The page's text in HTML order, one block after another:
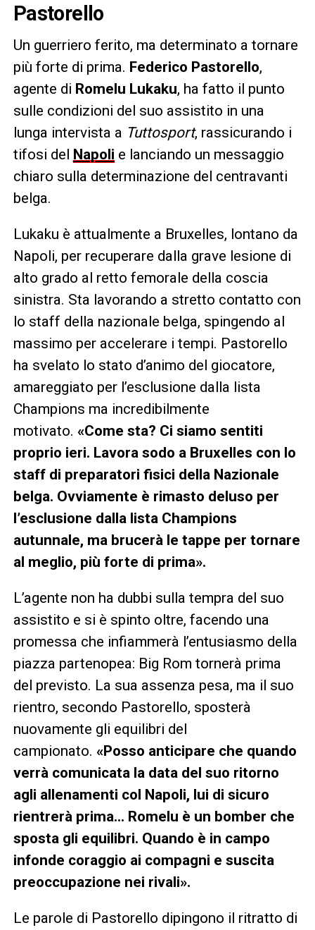
Pastorello
Un guerriero ferito, ma determinato a tornare
più forte di prima. Federico Pastorello,
agente di Romelu Lukaku, ha fatto il punto
sulle condizioni del suo assistito in una
lunga intervista a Tuttosport, rassicurando i
tifosi del Napoli e lanciando un messaggio
chiaro sulla determinazione del centravanti
belga.
Lukaku è attualmente a Bruxelles, lontano da
Napoli, per recuperare dalla grave lesione di
alto grado al retto femorale della coscia
sinistra. Sta lavorando a stretto contatto con
lo staff della nazionale belga, spingendo al
massimo per accelerare i tempi. Pastorello
ha svelato lo stato d’animo del giocatore,
amareggiato per l’esclusione dalla lista
Champions ma incredibilmente
motivato. «Come sta? Ci siamo sentiti
proprio ieri. Lavora sodo a Bruxelles con lo
staff di preparatori fisici della Nazionale
belga. Ovviamente è rimasto deluso per
l’esclusione dalla lista Champions
autunnale, ma brucerà le tappe per tornare
al meglio, più forte di prima».
L’agente non ha dubbi sulla tempra del suo
assistito e si è spinto oltre, facendo una
promessa che infiammerà l’entusiasmo della
piazza partenopea: Big Rom tornerà prima
del previsto. La sua assenza pesa, ma il suo
rientro, secondo Pastorello, sposterà
nuovamente gli equilibri del
campionato. «Posso anticipare che quando
verrà comunicata la data del suo ritorno
agli allenamenti col Napoli, lui di sicuro
rientrerà prima… Romelu è un bomber che
sposta gli equilibri. Quando è in campo
infonde coraggio ai compagni e suscita
preoccupazione nei rivali».
Le parole di Pastorello dipingono il ritratto di